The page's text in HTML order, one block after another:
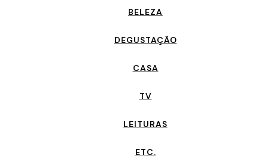
BELEZA
DEGUSTAÇÃO
CASA
TV
LEITURAS
ETC.